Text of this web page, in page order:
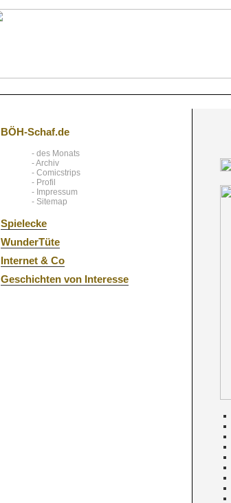
BÖH-Schaf.de
- des Monats
- Archiv
- Comicstrips
- Profil
- Impressum
- Sitemap
Spielecke
WunderTüte
Internet & Co
Geschichten von Interesse